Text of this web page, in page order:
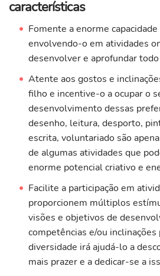
características
Fomente a enorme
envolvendo-o em atividades
desenvolver e aprofundar
Atente aos gostos e
filho e incentive-o a ocupar o
desenvolvimento dessas
desenho, leitura, desporto,
escrita, voluntariado são
de algumas atividades que
enorme potencial criativo e
Facilite a participação em
proporcionem múltiplos
visões e objetivos de
competências e/ou inclinações
diversidade irá ajudá-lo a
mais prazer e a dedicar-se a